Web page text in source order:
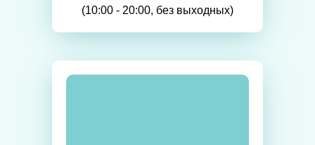
(10:00 - 20:00, без выходных)